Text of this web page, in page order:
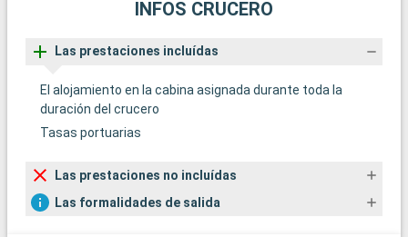
INFOS CRUCERO
Las prestaciones incluídas
El alojamiento en la cabina asignada durante toda la
duración del crucero
Tasas portuarias
Las prestaciones no incluídas
Las formalidades de salida